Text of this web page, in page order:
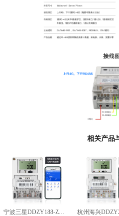
相关产品
宁波三星DDZY188-Z型4G通讯智能电能表
杭州海兴